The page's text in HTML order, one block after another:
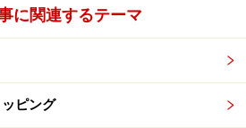
に関連するテーマ
ピング